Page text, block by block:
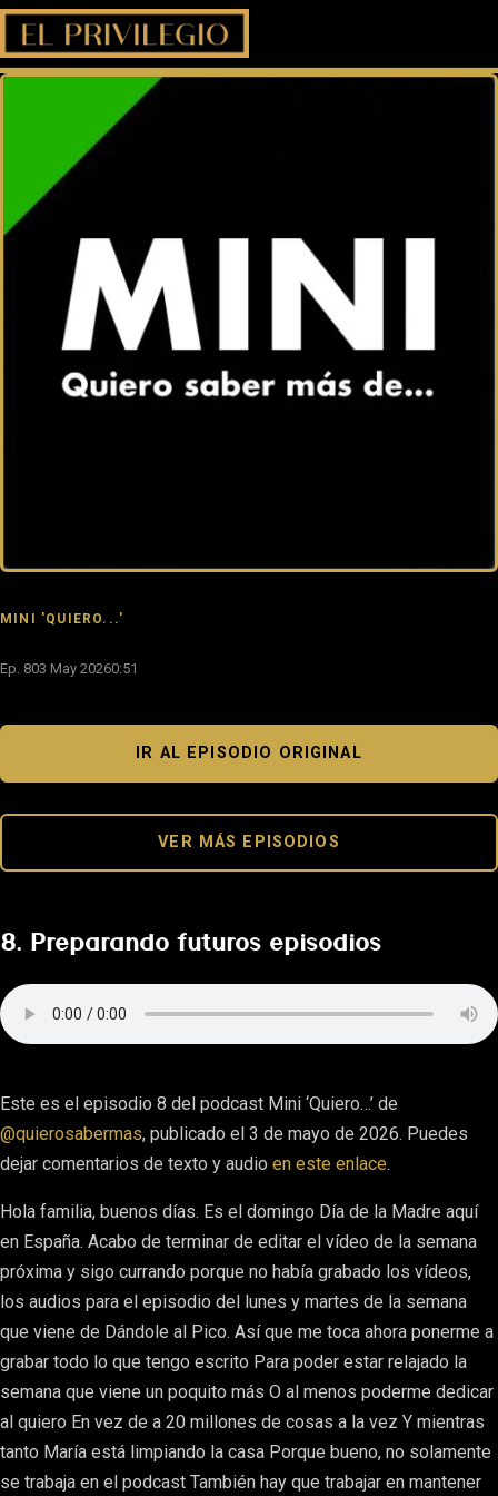
MINI 'QUIERO...'
Ep. 803 May 20260:51
IR AL EPISODIO ORIGINAL
VER MÁS EPISODIOS
8. Preparando futuros episodios
Este es el episodio 8 del podcast Mini ‘Quiero…’ de
@quierosabermas, publicado el 3 de mayo de 2026. Puedes
dejar comentarios de texto y audio en este enlace.
Hola familia, buenos días. Es el domingo Día de la Madre aquí
en España. Acabo de terminar de editar el vídeo de la semana
próxima y sigo currando porque no había grabado los vídeos,
los audios para el episodio del lunes y martes de la semana
que viene de Dándole al Pico. Así que me toca ahora ponerme a
grabar todo lo que tengo escrito Para poder estar relajado la
semana que viene un poquito más O al menos poderme dedicar
al quiero En vez de a 20 millones de cosas a la vez Y mientras
tanto María está limpiando la casa Porque bueno, no solamente
se trabaja en el podcast También hay que trabajar en mantener